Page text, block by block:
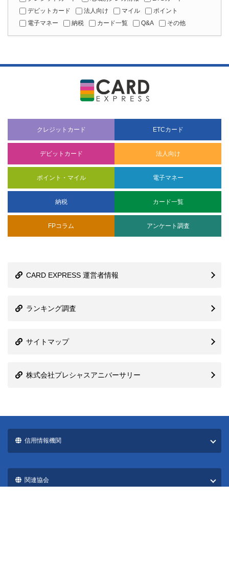
デビットカード
法人向け マイル
ポイント
電子マネー
納税 カード一覧 Q&A その他
クレジットカード ETCカード
デビットカード 法人向け
ポイント・マイル 電子マネー
納税 カード一覧
FPコラム アンケート調査
CARD EXPRESS 運営者情報
ランキング調査
サイトマップ
株式会社プレシャスアニバーサリー
信用情報機関
関連協会